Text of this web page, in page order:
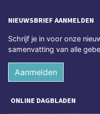
NIEUWSBRIEF AANMELDEN
Schrijf je in voor onze
samenvatting van alle
Aanmelden
ONLINE DAGBLADEN